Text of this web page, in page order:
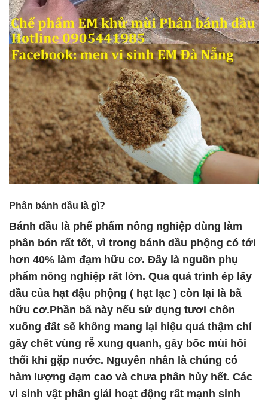
Phân bánh dầu là gì?
Bánh dầu là phế phẩm nông nghiệp dùng làm
phân bón rất tốt, vì trong bánh dầu phộng có tới
hơn 40% làm đạm hữu cơ. Đây là nguồn phụ
phẩm nông nghiệp rất lớn. Qua quá trình ép lấy
dầu của hạt đậu phộng ( hạt lạc ) còn lại là bã
hữu cơ.Phần bã này nếu sử dụng tươi chôn
xuống đất sẽ không mang lại hiệu quả thậm chí
gây chết vùng rễ xung quanh, gây bốc mùi hôi
thối khi gặp nước. Nguyên nhân là chúng có
hàm lượng đạm cao và chưa phân hủy hết. Các
vi sinh vật phân giải hoạt động rất mạnh sinh